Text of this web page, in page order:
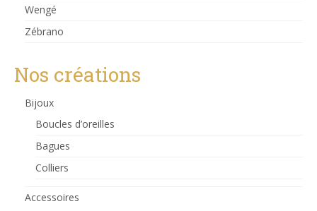
Wengé
Zébrano
Nos créations
Bijoux
Boucles d’oreilles
Bagues
Colliers
Accessoires